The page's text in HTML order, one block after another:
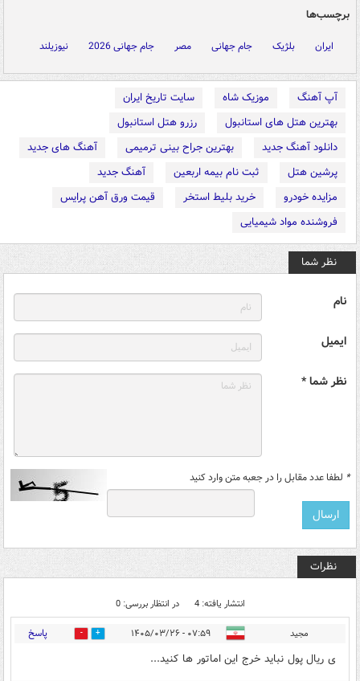
برچسب‌ها
ایران بلژیک جام جهانی مصر جام جهانی 2026 نیوزیلند
آپ آهنگ موزیک شاه
سایت تاریخ ایران
بهترین هتل های استانبول
رزرو هتل استانبول
دانلود آهنگ جدید
بهترین جراح بینی ترمیمی
آهنگ های جدید
پرشین هتل
ثبت نام بیمه اربعین
آهنگ جدید
مزایده خودرو
خرید بلیط استخر
قیمت ورق آهن پرایس
فروشنده مواد شیمیایی
نظر شما
نام
ایمیل
نظر شما *
* لطفا عدد مقابل را در جعبه متن وارد کنید
نظرات
انتشار یافته: 4 در انتظار بررسی: 0
مجید ۰۷:۵۹ - ۱۴۰۵/۰۳/۲۶ 21 پاسخ
ی ریال پول نباید خرج این اماتور ها کنید...